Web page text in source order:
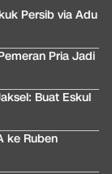
Persib via Adu
Pria Jadi
Buat Eskul
ke Ruben